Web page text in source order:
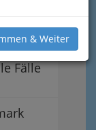
& Weiter
Fälle